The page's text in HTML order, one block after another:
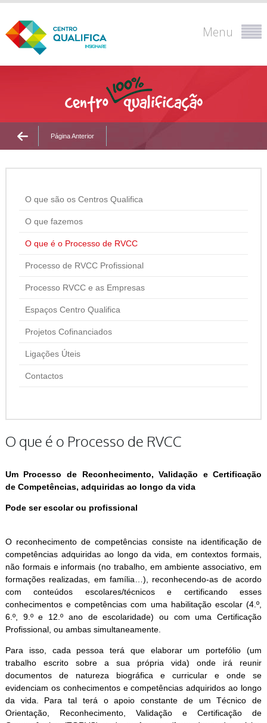
Menu
Página Anterior
O que são os Centros Qualifica
O que fazemos
O que é o Processo de RVCC
Processo de RVCC Profissional
Processo RVCC e as Empresas
Espaços Centro Qualifica
Projetos Cofinanciados
Ligações Úteis
Contactos
O que é o Processo de RVCC
Um Processo de Reconhecimento,Validação eCertificação
de Competências, adquiridas ao longo da vida
Pode ser escolar ou profissional
O reconhecimento de competências consiste na identificação de
competências adquiridas ao longo da vida, em contextos formais,
não formais e informais (no trabalho, em ambiente associativo, em
formações realizadas, em família…), reconhecendo-as de acordo
com conteúdos escolares/técnicos e certificando esses
conhecimentos e competências com uma habilitação escolar (4.º,
6.º, 9.º e 12.º ano de escolaridade) ou com uma Certificação
Profissional, ou ambas simultaneamente.
Para isso, cada pessoa terá que elaborar um portefólio (um
trabalho escrito sobre a sua própria vida) onde irá reunir
documentos de natureza biográfica e curricular e onde se
evidenciam os conhecimentos e competências adquiridos ao longo
da vida. Para tal terá o apoio constante de um Técnico de
Orientação, Reconhecimento, Validação e Certificação de